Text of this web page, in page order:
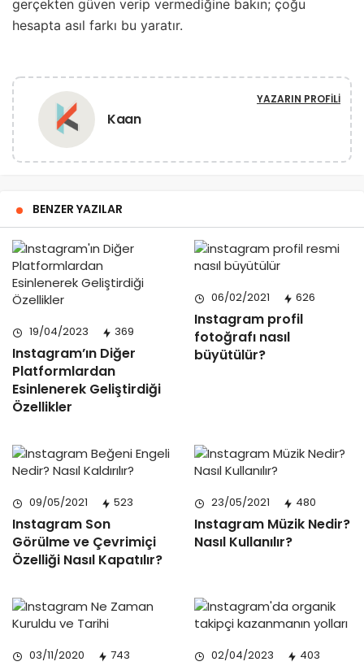
gerçekten güven verip vermediğine bakın; çoğu
hesapta asıl farkı bu yaratır.
Kaan
YAZARIN PROFILI
BENZER YAZILAR
19/04/2023 369
Instagram’ın Diğer
Platformlardan
Esinlenerek Geliştirdiği
Özellikler
06/02/2021 626
Instagram profil
fotoğrafı nasıl
büyütülür?
09/05/2021 523
Instagram Son
Görülme ve Çevrimiçi
Özelliği Nasıl Kapatılır?
23/05/2021 480
Instagram Müzik Nedir?
Nasıl Kullanılır?
03/11/2020 743 02/04/2023 403